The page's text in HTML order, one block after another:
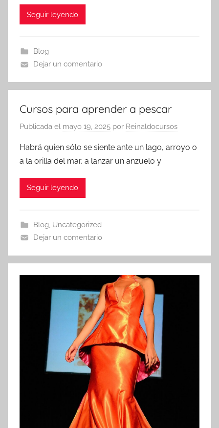
Seguir leyendo
Blog
Dejar un comentario
Cursos para aprender a pescar
Publicada el mayo 19, 2025 por Reinaldocursos
Habrá quien sólo se siente ante un lago, arroyo o
a la orilla del mar, a lanzar un anzuelo y
Seguir leyendo
Blog Uncategorized
Dejar un comentario